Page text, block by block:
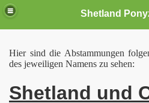
Hier sind die Abstammungen
des jeweiligen Namens zu sehen:
Shetland und